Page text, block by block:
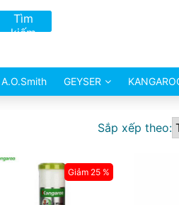
Tìm
kiếm
A.O.Smith GEYSER
Sắp xếp theo:
Giảm 25 %